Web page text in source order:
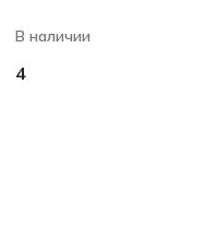
В наличии
4